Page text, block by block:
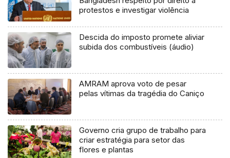
protestos e investigar violência
Descida do imposto promete aliviar
subida dos combustíveis (áudio)
AMRAM aprova voto de pesar
pelas vítimas da tragédia do Caniço
Governo cria grupo de trabalho para
criar estratégia para setor das
flores e plantas